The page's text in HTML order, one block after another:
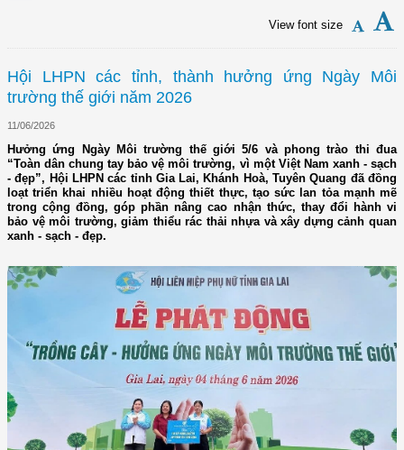
View font size
Hội LHPN các tỉnh, thành hưởng ứng Ngày Môi
trường thế giới năm 2026
11/06/2026
Hưởng ứng Ngày Môi trường thế giới 5/6 và phong trào thi đua
“Toàn dân chung tay bảo vệ môi trường, vì một Việt Nam xanh - sạch
- đẹp”, Hội LHPN các tỉnh Gia Lai, Khánh Hoà, Tuyên Quang đã đồng
loạt triển khai nhiều hoạt động thiết thực, tạo sức lan tỏa mạnh mẽ
trong cộng đồng, góp phần nâng cao nhận thức, thay đổi hành vi
bảo vệ môi trường, giảm thiểu rác thải nhựa và xây dựng cảnh quan
xanh - sạch - đẹp.